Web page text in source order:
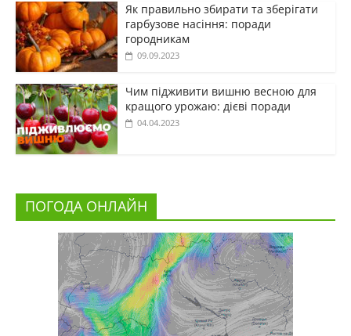
Як правильно збирати та зберігати
гарбузове насіння: поради
городникам
09.09.2023
Чим підживити вишню весною для
кращого урожаю: дієві поради
04.04.2023
ПОГОДА ОНЛАЙН